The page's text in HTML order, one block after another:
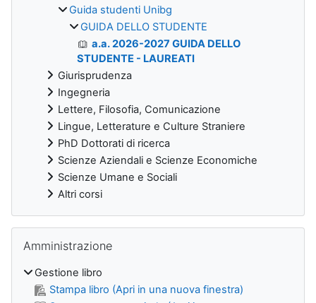
Guida studenti Unibg
GUIDA DELLO STUDENTE
a.a. 2026-2027 GUIDA DELLO
STUDENTE - LAUREATI
Giurisprudenza
Ingegneria
Lettere, Filosofia, Comunicazione
Lingue, Letterature e Culture Straniere
PhD Dottorati di ricerca
Scienze Aziendali e Scienze Economiche
Scienze Umane e Sociali
Altri corsi
Amministrazione
Gestione libro
Stampa libro (Apri in una nuova finestra)